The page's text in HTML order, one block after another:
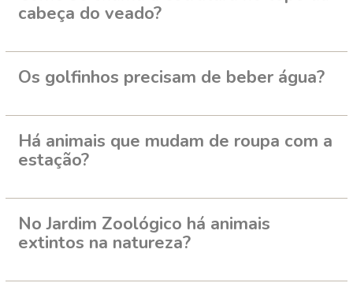
cabeça do veado?
Os golfinhos precisam de beber água?
Há animais que mudam de roupa com a
estação?
No Jardim Zoológico há animais
extintos na natureza?